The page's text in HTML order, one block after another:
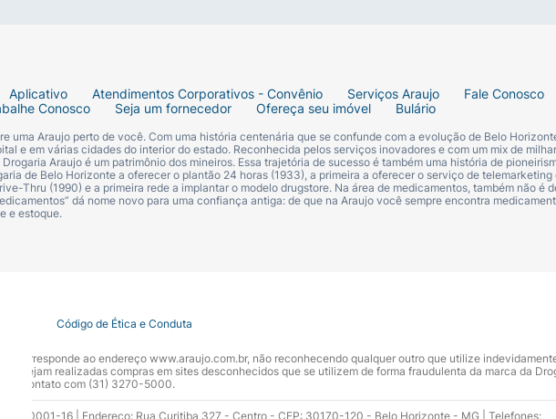
Aplicativo Atendimentos Corporativos - Convênio Serviços Araujo
Fale Conosco
Conosco Seja um fornecedor Ofereça seu imóvel Bulário
uma Araujo perto de você. Com uma história centenária que se confunde com a evolução de Belo
e em várias cidades do interior do estado. Reconhecida pelos serviços inovadores e com um mix de
Araujo é um patrimônio dos mineiros. Essa trajetória de sucesso é também uma história de
de Belo Horizonte a oferecer o plantão 24 horas (1933), a primeira a oferecer o serviço de telemarketing
Thru (1990) e a primeira rede a implantar o modelo drugstore. Na área de medicamentos, também não é
dá nome novo para uma confiança antiga: de que na Araujo você sempre encontra
e estoque.
19 Código de Ética e Conduta
corresponde ao endereço www.araujo.com.br, não reconhecendo qualquer outro que utilize
sejam realizadas compras em sites desconhecidos que se utilizem de forma fraudulenta da marca da
em contato com (31) 3270-5000.
16 | Endereço: Rua Curitiba 327 - Centro - CEP: 30170-120 - Belo Horizonte - MG | Telefones: